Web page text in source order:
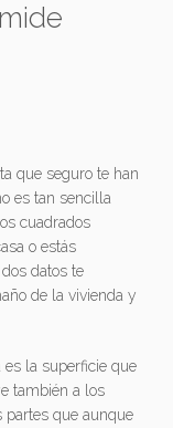
que seguro te han
es tan sencilla
cuadrados
o estás
datos te
de la vivienda y
es la superficie que
también a los
partes que aunque